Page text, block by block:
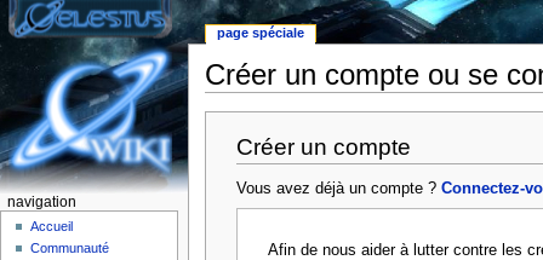
Créer un compte ou se
Créer un compte
Vous avez déjà un compte ?Connectez-
Afin de nous aider à lutter contre les
page spéciale
navigation
Accueil
Communauté